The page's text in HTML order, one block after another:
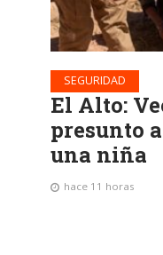
SEGURIDAD
El Alto:
presunto
una niña
hace 11 horas